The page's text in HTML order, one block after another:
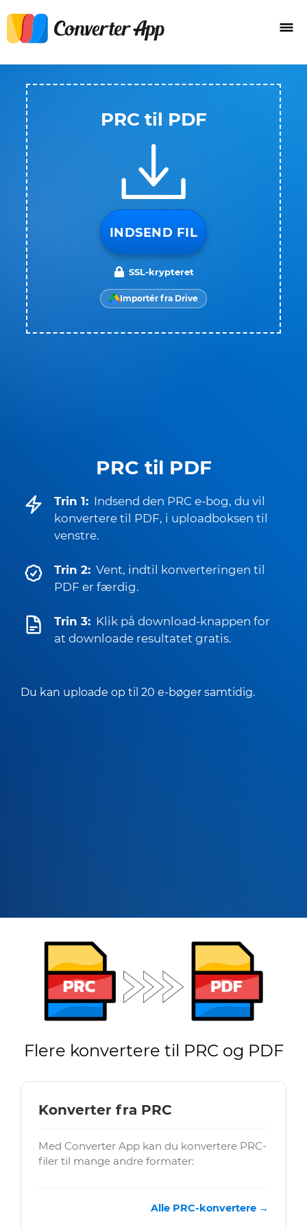
PRC til PDF
Trin 1: Indsend den PRC e-bog, du vil
konvertere til PDF, i uploadboksen til
venstre.
Trin 2: Vent, indtil konverteringen til
PDF er færdig.
Trin 3: Klik på download-knappen for
at downloade resultatet gratis.
Du kan uploade op til 20 e-bøger samtidig.
PRC til PDF
INDSEND FIL
SSL-krypteret
Importér fra Drive
Flere konvertere til PRC og PDF
Konverter fra PRC
Med Converter App kan du konvertere PRC-
filer til mange andre formater:
Alle PRC-konvertere →